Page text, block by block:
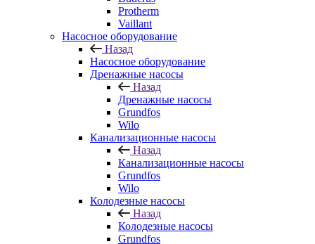
Protherm
Vaillant
Насосное оборудование
Назад
Насосное оборудование
Дренажные насосы
Назад
Дренажные насосы
Grundfos
Wilo
Канализационные насосы
Назад
Канализационные насосы
Grundfos
Wilo
Колодезные насосы
Назад
Колодезные насосы
Grundfos